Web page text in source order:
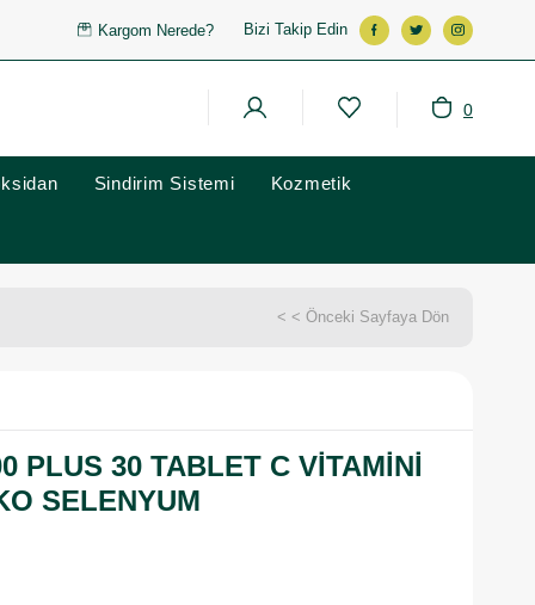
Kargom Nerede? Bizi Takip Edin
0
Sindirim Sistemi Kozmetik
< < Önceki Sayfaya Dön
PLUS 30 TABLET C VİTAMİNİ
SELENYUM